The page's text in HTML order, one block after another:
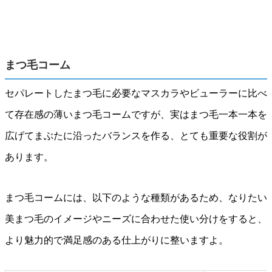
まつ毛コーム
セパレートしたまつ毛に必要なマスカラやビューラーに比べ
て存在感の薄いまつ毛コームですが、実はまつ毛一本一本を
広げてまぶたに沿ったバランスを作る、とても重要な役割が
あります。
まつ毛コームには、以下のような種類があるため、なりたい
美まつ毛のイメージやニーズに合わせた使い分けをすると、
より魅力的で満足感のある仕上がりに整いますよ。